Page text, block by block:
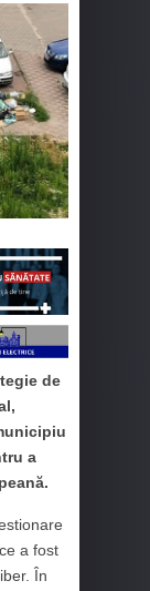
de
a
a fost
În